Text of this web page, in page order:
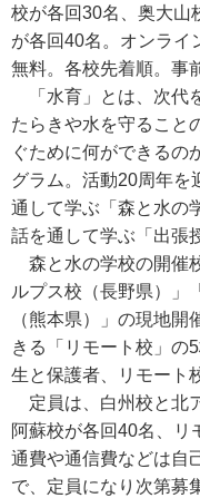
校が各回30名、奥大山
が各回40名。オンライ
無料。各校先着順。事
「水育」とは、次代
たらきや水を守ること
ぐために何ができるの
グラム。活動20周年を
通して学ぶ「森と水の
話を通して学ぶ「出張
森と水の学校の開催
ルプス校（長野県）」
（熊本県）」の現地
きる「リモート校」の
生と保護者、リモート
定員は、白州校と北
阿蘇校が各回40名、リ
通費や通信費などは自
で、定員になり次第募